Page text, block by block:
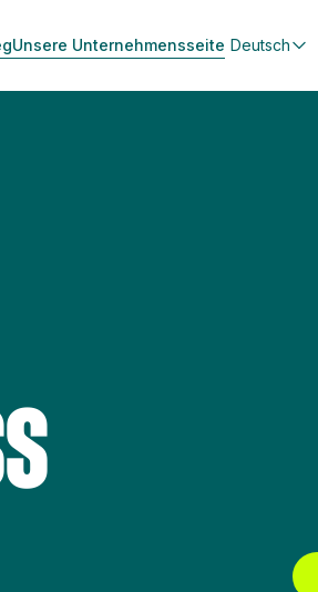
Unsere Unternehmensseite Deutsch